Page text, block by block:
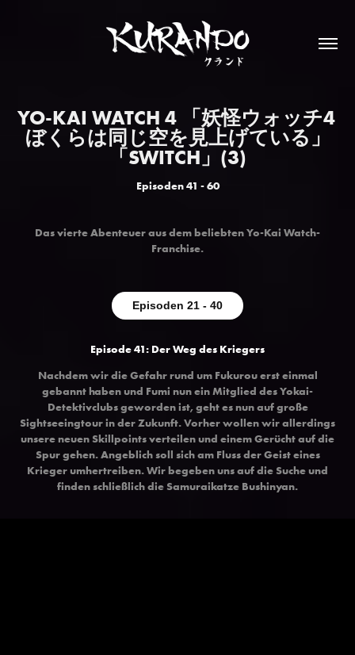
YO-KAI WATCH 4 「妖怪ウォッチ4
ぼくらは同じ空を見上げている」
「SWITCH」(3)
Episoden 41 - 60
Das vierte Abenteuer aus dem beliebten Yo-Kai Watch-
Franchise.
Episoden 21 - 40
Episode 41: Der Weg des Kriegers
Nachdem wir die Gefahr rund um Fukurou erst einmal
gebannt haben und Fumi nun ein Mitglied des Yokai-
Detektivclubs geworden ist, geht es nun auf große
Sightseeingtour in der Zukunft. Vorher wollen wir allerdings
unsere neuen Skillpoints verteilen und einem Gerücht auf die
Spur gehen. Angeblich soll sich am Fluss der Geist eines
Krieger umhertreiben. Wir begeben uns auf die Suche und
finden schließlich die Samuraikatze Bushinyan.